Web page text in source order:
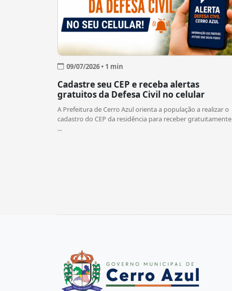
09/07/2026 • 1 min
Cadastre seu CEP e receba alertas
gratuitos da Defesa Civil no celular
A Prefeitura de Cerro Azul orienta a população a realizar o
cadastro do CEP da residência para receber gratuitamente
...